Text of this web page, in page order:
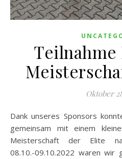
Teilnahme
Oktober
Dank unseres Sponsors konnte unsere Stargemeinschaft
gemeinsam mit einem
Meisterschaft der Elite
08.10.-09.10.2022 waren wir